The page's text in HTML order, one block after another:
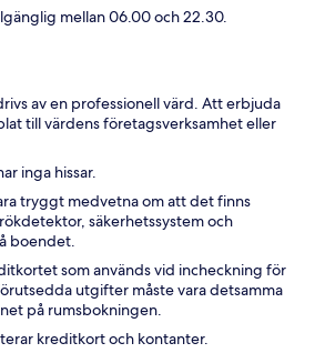
mellan 06.00 och 22.30.
av en professionell värd. Att erbjuda
till värdens företagsverksamhet eller
inga hissar.
tryggt medvetna om att det finns
säkerhetssystem och
boendet.
som används vid incheckning för
utgifter måste vara detsamma
på rumsbokningen.
kreditkort och kontanter.